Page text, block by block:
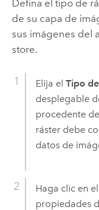
Defina el tipo de
de su capa de
sus imágenes del
store.
Elija el Tipo
desplegable
procedente
ráster debe
datos de
Haga clic en
propiedades